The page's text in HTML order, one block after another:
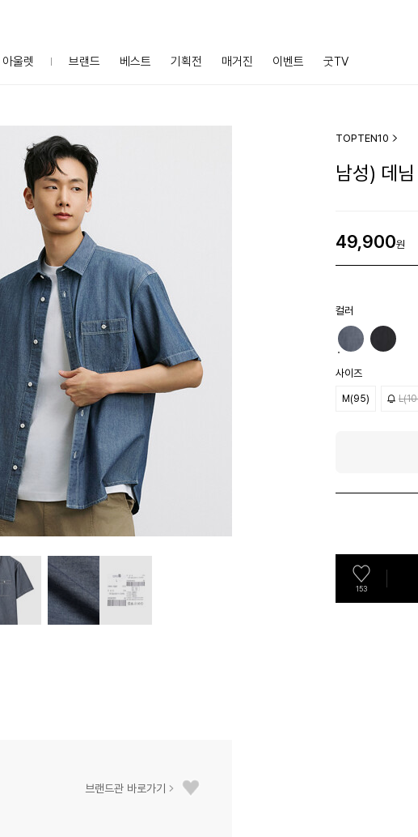
아울렛 브랜드 베스트 기획전 매거진 이벤트 굿TV
브랜드관 바로가기
TOPTEN10
남성) 데
49,900원
컬러
사이즈
M(95)
153